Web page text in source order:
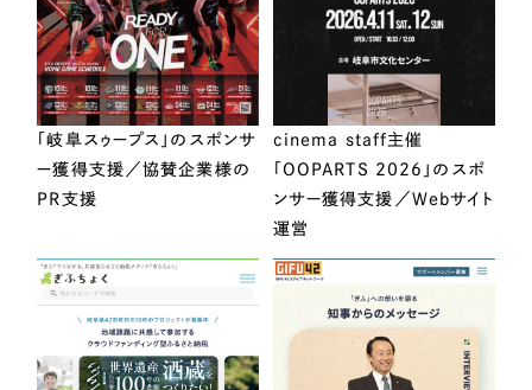
「岐阜スゥープス」のスポンサ
ー獲得支援／協賛企業様の
PR支援
cinema staff主催
「OOPARTS 2026」のスポ
ンサー獲得支援／Webサイト
運営